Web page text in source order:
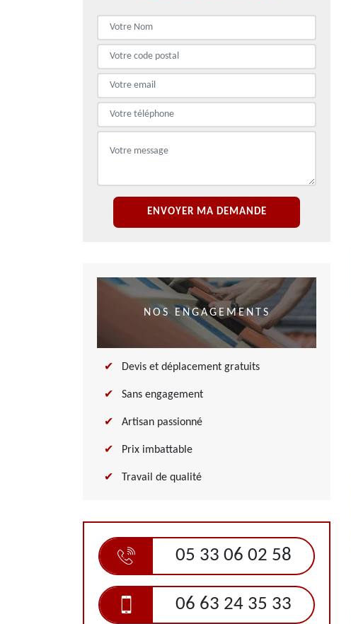
NOS ENGAGEMENTS
Devis et déplacement gratuits
Sans engagement
Artisan passionné
Prix imbattable
Travail de qualité
05 33 06 02 58
06 63 24 35 33